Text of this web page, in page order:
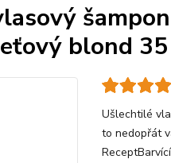
blond
Ušlechtilé
to nedopřát